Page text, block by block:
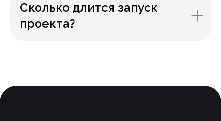
Сколько длится запуск
проекта?